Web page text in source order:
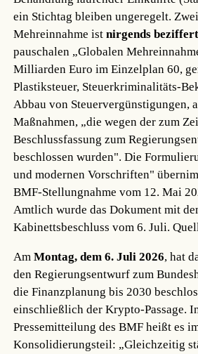
ein Stichtag bleiben ungeregelt.
Mehreinnahme istnirgends beziffert
pauschalen „Globalen
Milliarden Euro im Einzelplan 60,
Plastiksteuer, Steuerkriminalitäts-
Abbau von Steuervergünstigungen,
Maßnahmen, „die wegen der zum
Beschlussfassung zum
beschlossen wurden". Die
und modernen Vorschriften"
BMF-Stellungnahme vom 12. Mai
Amtlich wurde das Dokument mit
Kabinettsbeschluss vom 6. Juli.
AmMontag, dem 6. Juli 2026, hat
den Regierungsentwurf zum
die Finanzplanung bis 2030
einschließlich der Krypto-Passage.
Pressemitteilung des BMF heißt es
Konsolidierungsteil: „Gleichzeitig